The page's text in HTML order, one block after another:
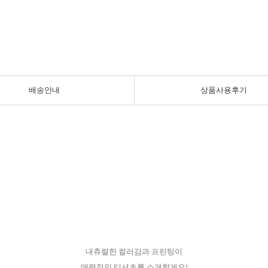
배송안내 상품사용후기
내츄럴한 컬러감과 프린팅이